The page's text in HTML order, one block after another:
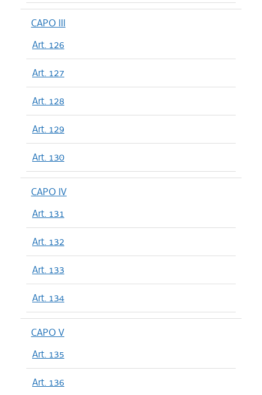
CAPO III
Art. 126
Art. 127
Art. 128
Art. 129
Art. 130
CAPO IV
Art. 131
Art. 132
Art. 133
Art. 134
CAPO V
Art. 135
Art. 136